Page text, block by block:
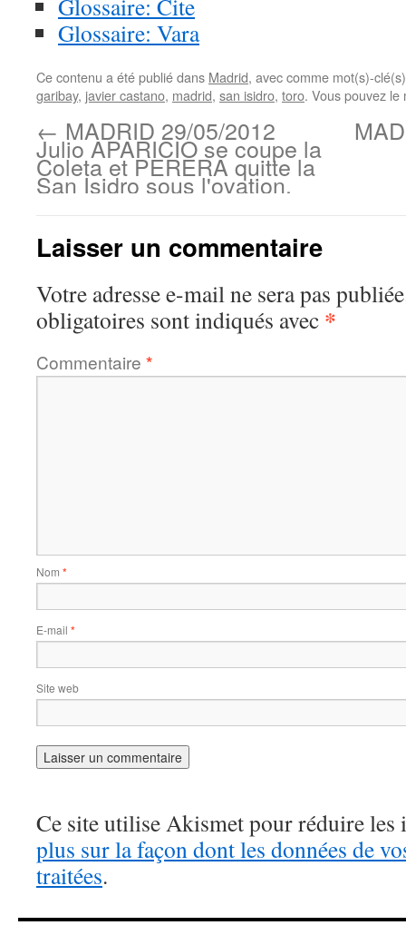
Glossaire: Cite
Glossaire: Vara
Ce contenu a été publié dans Madrid, avec comme mot(s)-
garibay, javier castano, madrid, san isidro, toro. Vous pouvez
← MADRID 29/05/2012
Julio APARICIO se coupe la
Coleta et PERERA quitte la
San Isidro sous l'ovation.
Laisser un commentaire
Votre adresse e-mail ne sera pas
obligatoires sont indiqués avec *
Commentaire *
Nom *
E-mail *
Site web
Ce site utilise Akismet pour réduire les
plus sur la façon dont les données de
traitées.